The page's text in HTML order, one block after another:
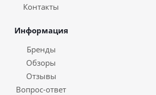
Контакты
Информация
Бренды
Обзоры
Отзывы
Вопрос-ответ